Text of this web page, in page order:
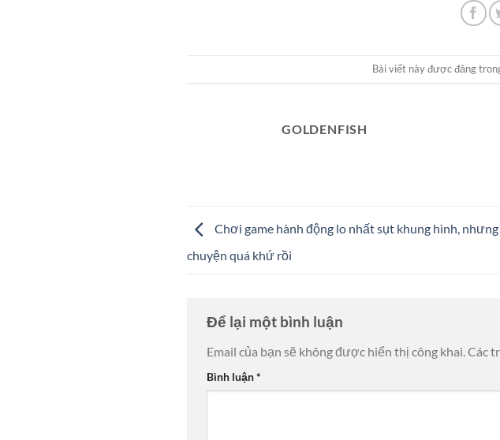
Bài viết này được đăng
GOLDENFISH
Chơi game hành động lo nhất sụt khung hình,
chuyện quá khứ rồi
Để lại một bình luận
Email của bạn sẽ không được hiển thị công khai.Các
Bình luận*